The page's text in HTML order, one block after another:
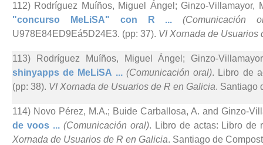
112) Rodríguez Muíños, Miguel Ángel; Ginzo-Villamayor,
"concurso MeLiSA" con R ...(Comunicación
U978E84ED9Eá5D24E3. (pp: 37). VI Xornada de Usuarios
113) Rodríguez Muíños, Miguel Ángel; Ginzo-
shinyapps de MeLiSA ... (Comunicación oral). Libro de
(pp: 38). VI Xornada de Usuarios de R en Galicia. Santiago
114) Novo Pérez, M.A.; Buide Carballosa, A. and Ginzo-
de voos ... (Comunicación oral). Libro de actas: Libro de
Xornada de Usuarios de R en Galicia. Santiago de